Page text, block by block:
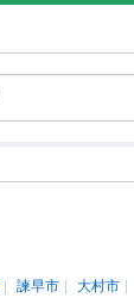
諫早市 大村市